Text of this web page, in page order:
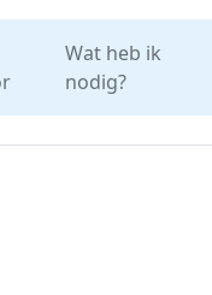
Wat heb ik
nodig?